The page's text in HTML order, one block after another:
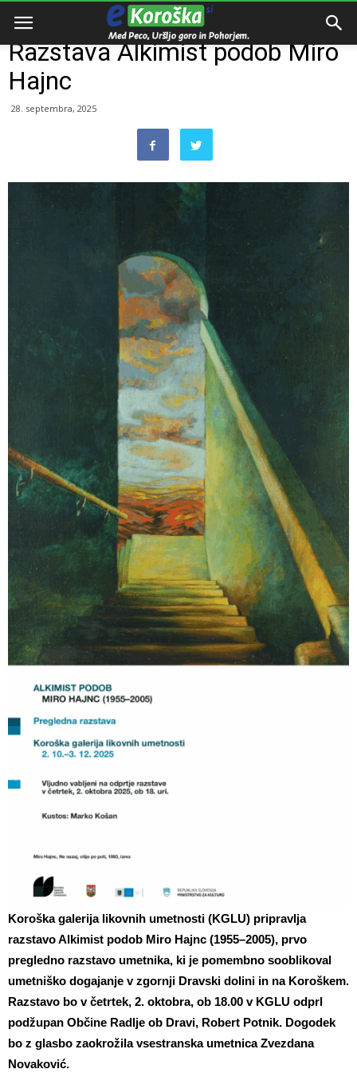
Domov
Razstava Alkimist podob Miro
Hajnc
28. septembra, 2025
Koroška galerija likovnih umetnosti (KGLU) pripravlja
razstavo Alkimist podob Miro Hajnc (1955–2005), prvo
pregledno razstavo umetnika, ki je pomembno sooblikoval
umetniško dogajanje v zgornji Dravski dolini in na Koroškem.
Razstavo bo v četrtek, 2. oktobra, ob 18.00 v KGLU odprl
podžupan Občine Radlje ob Dravi, Robert Potnik. Dogodek
bo z glasbo zaokrožila vsestranska umetnica Zvezdana
Novaković.